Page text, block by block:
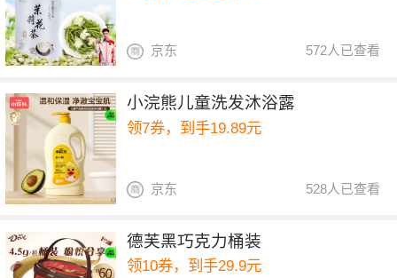
572人已查看
京东
小浣熊儿童洗发沐浴露
领7券，到手19.89元
528人已查看
京东
德芙黑巧克力桶装
领10券，到手29.9元